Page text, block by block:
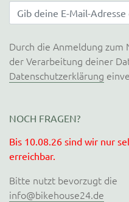
Durch die Anmeldung
der Verarbeitung deiner
Datenschutzerklärung
NOCH FRAGEN?
Bis 10.08.26 sind wir nur
erreichbar.
Bitte nutzt bevorzugt die
info@bikehouse24.de